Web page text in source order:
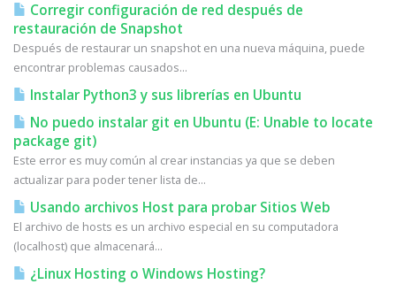
Corregir configuración de red después de
restauración de Snapshot
Después de restaurar un snapshot en una nueva máquina, puede
encontrar problemas causados...
Instalar Python3 y sus librerías en Ubuntu
No puedo instalar git en Ubuntu (E: Unable to locate
package git)
Este error es muy común al crear instancias ya que se deben
actualizar para poder tener lista de...
Usando archivos Host para probar Sitios Web
El archivo de hosts es un archivo especial en su computadora
(localhost) que almacenará...
¿Linux Hosting o Windows Hosting?